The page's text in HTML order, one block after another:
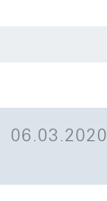
06.03.2020